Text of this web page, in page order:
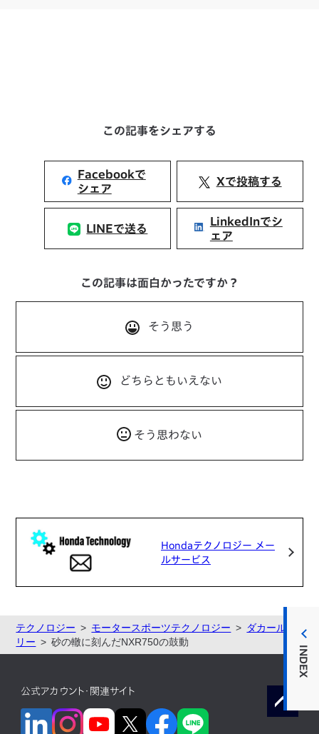
INDEX
この記事をシェアする
Facebookで
シェア
Xで投稿する
LINEで送る
LinkedInでシ
ェア
この記事は面白かったですか？
そう思う
どちらともいえない
そう思わない
Hondaテクノロジー メー
ルサービス
テクノロジー モータースポーツテクノロジー
ダカールラ
リー
砂の轍に刻んだNXR750の鼓動
公式アカウント・関連サイト